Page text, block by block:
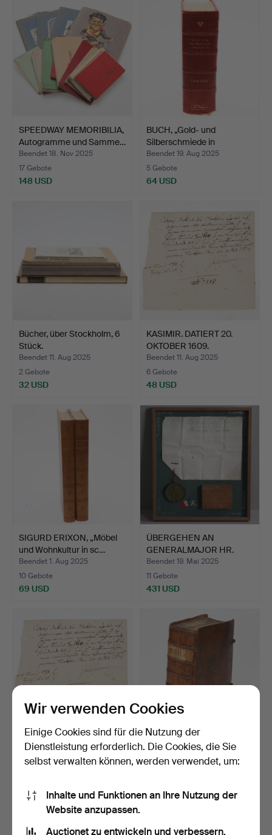
SPEEDWAY MEMORIBILIA,
Autogramme und Samme…
Beendet 18. Nov 2025
17 Gebote
148 USD
BUCH, „Gold- und
Silberschmiede in
Schwede…
Beendet 19. Aug 2025
5 Gebote
64 USD
Bücher, über Stockholm, 6
Stück.
Beendet 11. Aug 2025
2 Gebote
32 USD
KASIMIR. DATIERT 20.
OKTOBER 1609.
Beendet 11. Aug 2025
6 Gebote
48 USD
SIGURD ERIXON, „Möbel
und Wohnkultur in sc…
Beendet 1. Aug 2025
10 Gebote
69 USD
ÜBERGEHEN AN
GENERALMAJOR HR.
LOUIS MARIE …
Beendet 19. Mai 2025
11 Gebote
431 USD
KASIMIR. DATIERT 20.
OKTOBER 1609.
Beendet 22. Apr 2025
53 USD
Die Feldbibel Karls XII.,
1709.
Beendet 2. Apr 2025
526 USD
Wir verwenden Cookies
Einige Cookies sind für die Nutzung der
Dienstleistung erforderlich. Die Cookies, die Sie
selbst verwalten können, werden verwendet, um:
Inhalte und Funktionen an Ihre Nutzung der
Website anzupassen.
Auctionet zu entwickeln und verbessern.